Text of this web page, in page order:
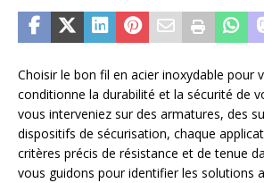
Choisir le bon fil en acier inoxydable pour
conditionne la durabilité et la sécurité de
vous interveniez sur des armatures, des
dispositifs de sécurisation, chaque
critères précis de résistance et de tenue
vous guidons pour identifier les solutions